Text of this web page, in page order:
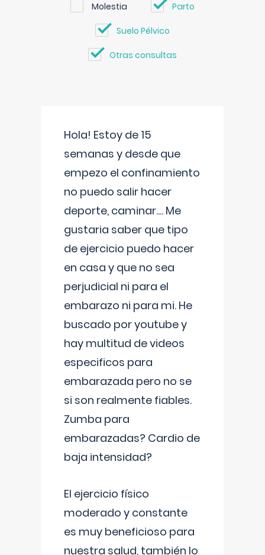
Molestia Parto
Suelo Pélvico
Otras consultas
Hola! Estoy de 15
semanas y desde que
empezo el confinamiento
no puedo salir hacer
deporte, caminar.... Me
gustaria saber que tipo
de ejercicio puedo hacer
en casa y que no sea
perjudicial ni para el
embarazo ni para mi. He
buscado por youtube y
hay multitud de videos
especificos para
embarazada pero no se
si son realmente fiables.
Zumba para
embarazadas? Cardio de
baja intensidad?
El ejercicio físico
moderado y constante
es muy beneficioso para
nuestra salud, también lo